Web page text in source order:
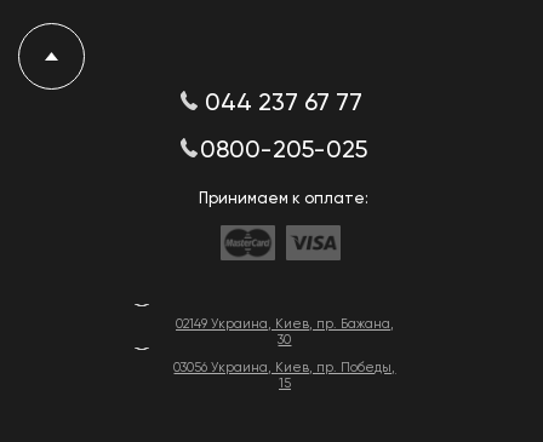
02149 Украина, Киев, пр. Бажана,
30
03056 Украина, Киев, пр. Победы,
15
044 237 67 77
0800-205-025
Принимаем к оплате: